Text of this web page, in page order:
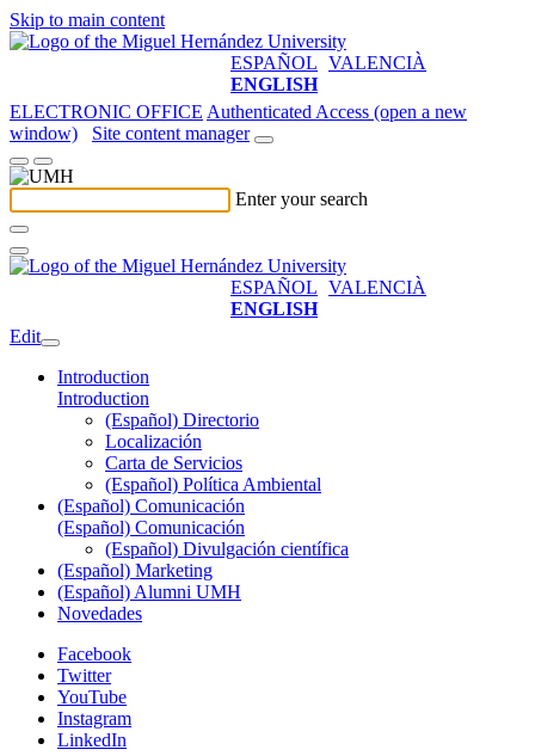
Skip to main content
ESPAÑOL VALENCIÀ
ENGLISH
ELECTRONIC OFFICE Authenticated Access (open a new
window)
Site content manager
Enter your search
ESPAÑOL VALENCIÀ
ENGLISH
Edit
Introduction
Introduction
(Español) Directorio
Localización
Carta de Servicios
(Español) Política Ambiental
(Español) Comunicación
(Español) Comunicación
(Español) Divulgación científica
(Español) Marketing
(Español) Alumni UMH
Novedades
Facebook
Twitter
YouTube
Instagram
LinkedIn